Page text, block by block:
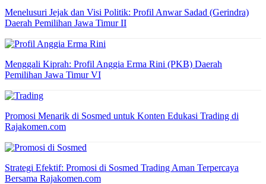
Menelusuri Jejak dan Visi Politik: Profil Anwar Sadad (Gerindra)
Daerah Pemilihan Jawa Timur II
Menggali Kiprah: Profil Anggia Erma Rini (PKB) Daerah
Pemilihan Jawa Timur VI
Promosi Menarik di Sosmed untuk Konten Edukasi Trading di
Rajakomen.com
Strategi Efektif: Promosi di Sosmed Trading Aman Terpercaya
Bersama Rajakomen.com